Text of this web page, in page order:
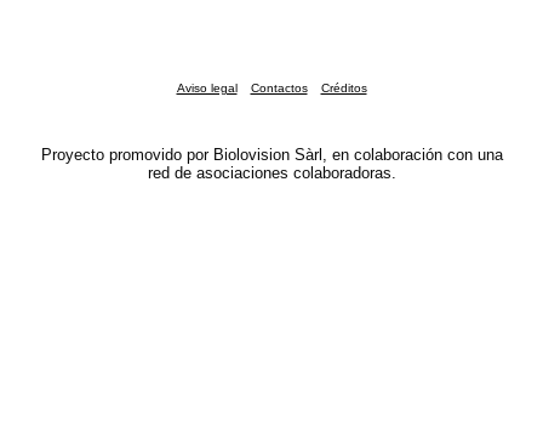
Aviso legal Contactos Créditos
Proyecto promovido por Biolovision Sàrl, en colaboración con una
red de asociaciones colaboradoras.